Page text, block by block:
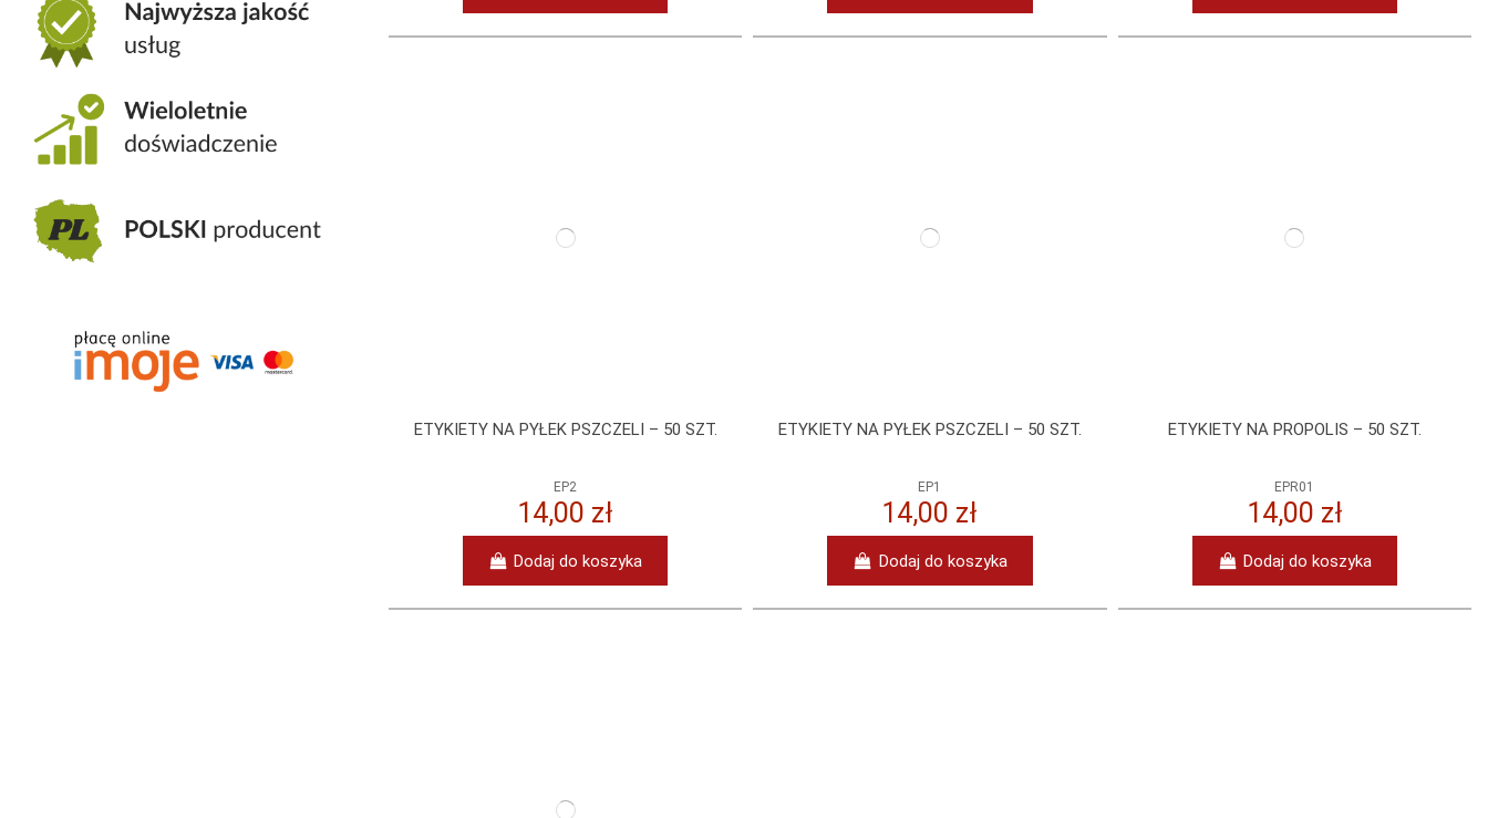
ETYKIETY NA PYŁEK PSZCZELI – 50 SZT.
EP2
14,00 zł
Dodaj do koszyka
ETYKIETY NA PYŁEK PSZCZELI – 50 SZT.
EP1
14,00 zł
Dodaj do koszyka
ETYKIETY NA PROPOLIS – 50 SZT.
EPR01
14,00 zł
Dodaj do koszyka